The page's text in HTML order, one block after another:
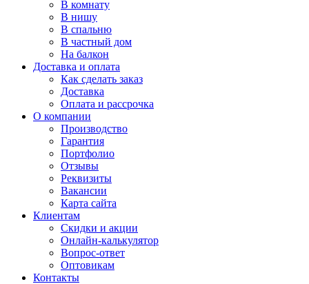
В комнату
В нишу
В спальню
В частный дом
На балкон
Доставка и оплата
Как сделать заказ
Доставка
Оплата и рассрочка
О компании
Производство
Гарантия
Портфолио
Отзывы
Реквизиты
Вакансии
Карта сайта
Клиентам
Скидки и акции
Онлайн-калькулятор
Вопрос-ответ
Оптовикам
Контакты